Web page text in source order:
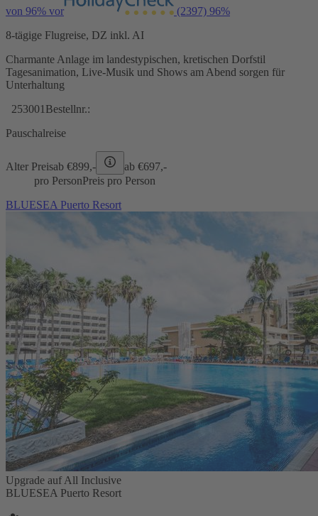
von 96% vor (2397) 96%
8-tägige Flugreise, DZ inkl. AI
Charmante Anlage im landestypischen, kretischen Dorfstil
Tagesanimation, Live-Musik und Shows am Abend sorgen für
Unterhaltung
253001 Bestellnr.:
Pauschalreise
Alter Preisab €899,- ab €697,-
pro PersonPreis pro Person
BLUESEA Puerto Resort
Upgrade auf All Inclusive
BLUESEA Puerto Resort